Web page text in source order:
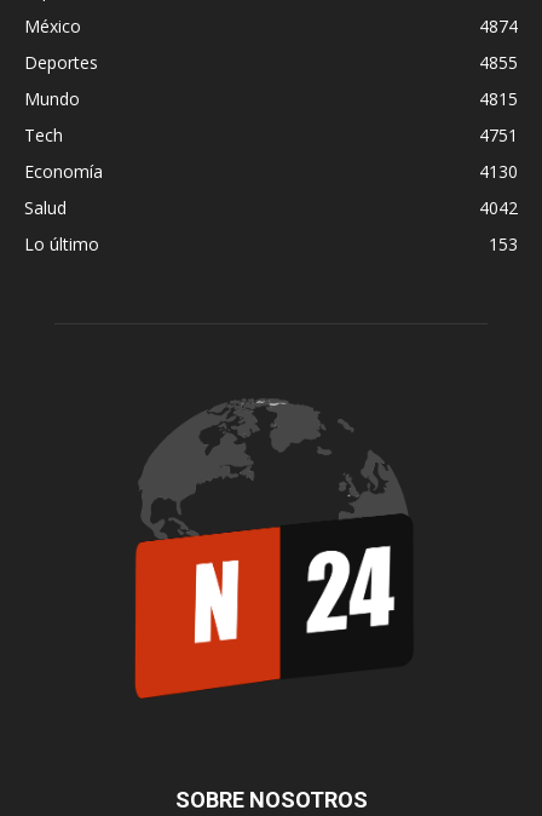
México
4874
Deportes
4855
Mundo
4815
Tech
4751
Economía
4130
Salud
4042
Lo último
153
SOBRE NOSOTROS